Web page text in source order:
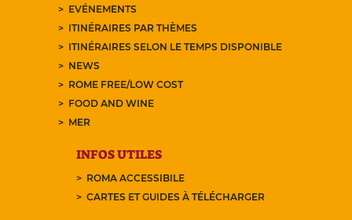
EVÉNEMENTS
ITINÉRAIRES PAR THÈMES
ITINÉRAIRES SELON LE TEMPS DISPONIBLE
NEWS
ROME FREE/LOW COST
FOOD AND WINE
MER
INFOS UTILES
ROMA ACCESSIBILE
CARTES ET GUIDES À TÉLÉCHARGER